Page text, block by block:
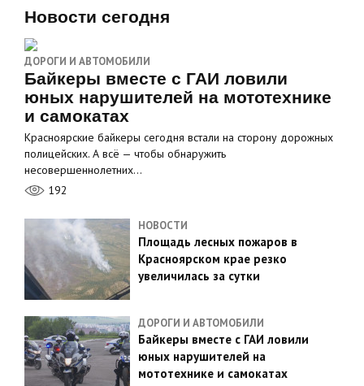
Новости сегодня
ДОРОГИ И АВТОМОБИЛИ
Байкеры вместе с ГАИ ловили
юных нарушителей на мототехнике
и самокатах
Красноярские байкеры сегодня встали на сторону дорожных
полицейских. А всё — чтобы обнаружить
несовершеннолетних…
192
НОВОСТИ
Площадь лесных пожаров в
Красноярском крае резко
увеличилась за сутки
ДОРОГИ И АВТОМОБИЛИ
Байкеры вместе с ГАИ ловили
юных нарушителей на
мототехнике и самокатах